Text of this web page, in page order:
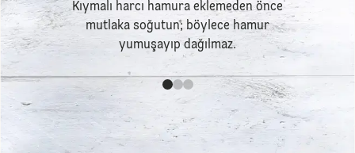
Kıymalı harcı hamura eklemeden önce
mutlaka soğutun; böylece hamur
yumuşayıp dağılmaz.